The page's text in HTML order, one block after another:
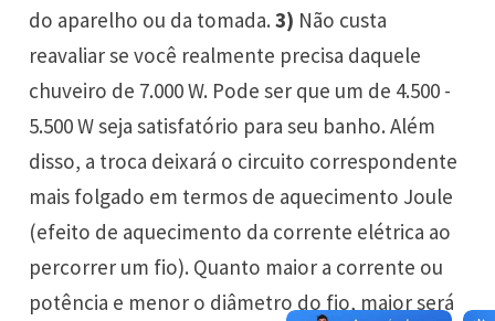
do aparelho ou da tomada.3) Não custa
reavaliar se você realmente precisa daquele
chuveiro de 7.000 W. Pode ser que um de 4.500 -
5.500 W seja satisfatório para seu banho. Além
disso, a troca deixará o circuito correspondente
mais folgado em termos de aquecimento Joule
(efeito de aquecimento da corrente elétrica ao
percorrer um fio). Quanto maior a corrente ou
potência e menor o diâmetro do fio, maior será